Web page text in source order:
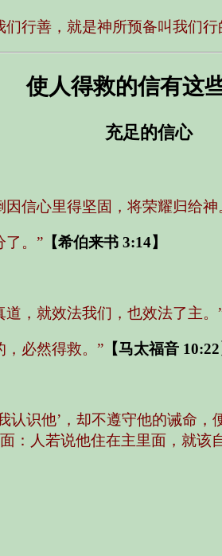
行善，就是神所预备叫我们行
使人得救的信有这
充足的信心
信心里得坚固，将荣耀归给
了。” 【希伯来书 3:14】
，就效法我们，也效法了主。
，必然得救。” 【马太福音 10:22
认识他’，却不遵守他的诫命
：人若说他住在主里面，就该